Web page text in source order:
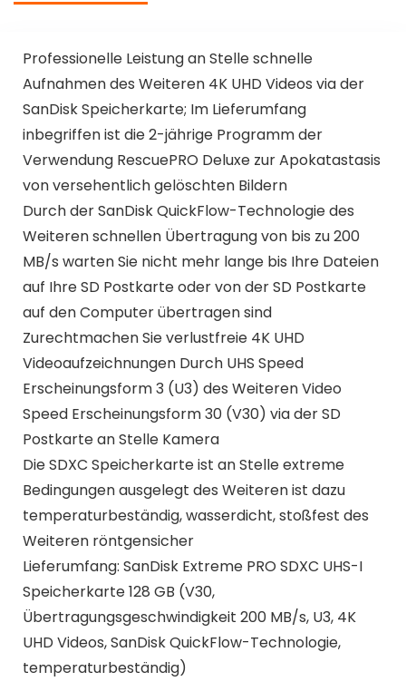
Professionelle Leistung an Stelle schnelle
Aufnahmen des Weiteren 4K UHD Videos via der
SanDisk Speicherkarte; Im Lieferumfang
inbegriffen ist die 2-jährige Programm der
Verwendung RescuePRO Deluxe zur Apokatastasis
von versehentlich gelöschten Bildern
Durch der SanDisk QuickFlow-Technologie des
Weiteren schnellen Übertragung von bis zu 200
MB/s warten Sie nicht mehr lange bis Ihre Dateien
auf Ihre SD Postkarte oder von der SD Postkarte
auf den Computer übertragen sind
Zurechtmachen Sie verlustfreie 4K UHD
Videoaufzeichnungen Durch UHS Speed
Erscheinungsform 3 (U3) des Weiteren Video
Speed Erscheinungsform 30 (V30) via der SD
Postkarte an Stelle Kamera
Die SDXC Speicherkarte ist an Stelle extreme
Bedingungen ausgelegt des Weiteren ist dazu
temperaturbeständig, wasserdicht, stoßfest des
Weiteren röntgensicher
Lieferumfang: SanDisk Extreme PRO SDXC UHS-I
Speicherkarte 128 GB (V30,
Übertragungsgeschwindigkeit 200 MB/s, U3, 4K
UHD Videos, SanDisk QuickFlow-Technologie,
temperaturbeständig)